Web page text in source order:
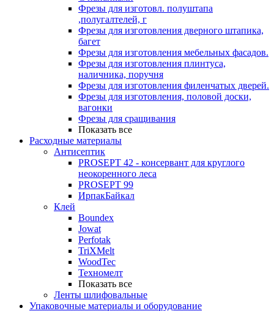
Фрезы для изготовл. полуштапа
,полугалтелей, г
Фрезы для изготовления дверного штапика,
багет
Фрезы для изготовления мебельных фасадов.
Фрезы для изготовления плинтуса,
наличника, поручня
Фрезы для изготовления филенчатых дверей.
Фрезы для изготовления, половой доски,
вагонки
Фрезы для сращивания
Показать все
Расходные материалы
Антисептик
PROSEPT 42 - консервант для круглого
неокоренного леса
PROSEPT 99
ИрпакБайкал
Клей
Boundex
Jowat
Perfotak
TriXMelt
WoodTec
Техномелт
Показать все
Ленты шлифовальные
Упаковочные материалы и оборудование